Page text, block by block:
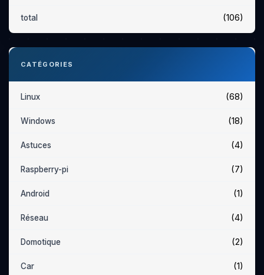
total (106)
CATÉGORIES
Linux (68)
Windows (18)
Astuces (4)
Raspberry-pi (7)
Android (1)
Réseau (4)
Domotique (2)
Car (1)